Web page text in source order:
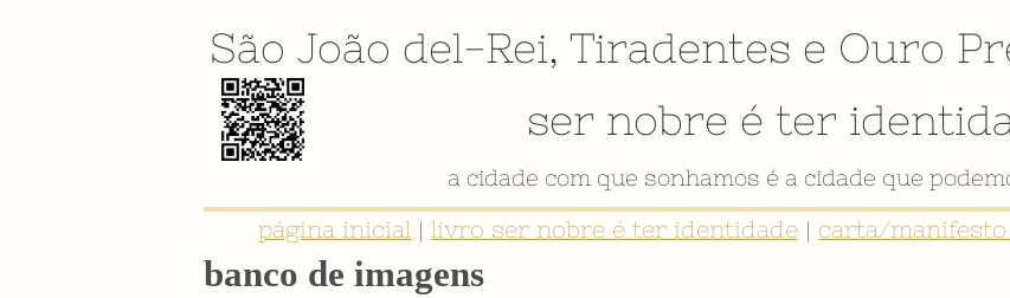
São João del-Rei, Tiradentes e Ouro
ser nobre é ter
a cidade com que sonhamos é a cidade que
página inicial | livro ser nobre é ter identidade | carta/
banco de imagens